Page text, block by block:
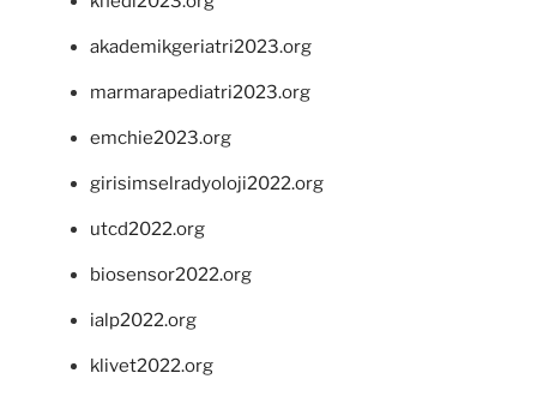
akademikgeriatri2023.org
marmarapediatri2023.org
emchie2023.org
girisimselradyoloji2022.org
utcd2022.org
biosensor2022.org
ialp2022.org
klivet2022.org